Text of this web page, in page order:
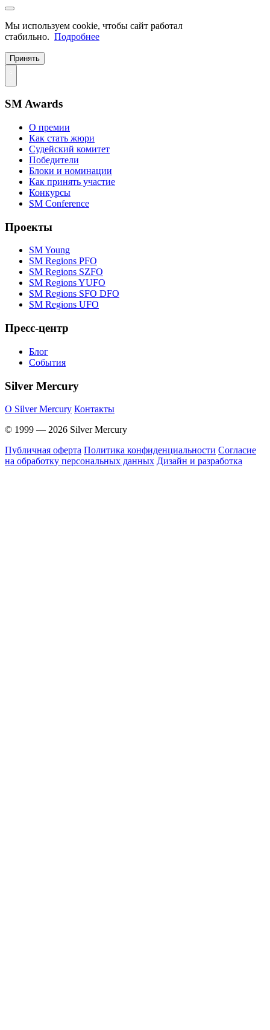
Мы используем cookie, чтобы сайт работал
стабильно. Подробнее
Принять
SM Awards
О премии
Как стать жюри
Судейский комитет
Победители
Блоки и номинации
Как принять участие
Конкурсы
SM Conference
Проекты
SM Young
SM Regions PFO
SM Regions SZFO
SM Regions YUFO
SM Regions SFO DFO
SM Regions UFO
Пресс-центр
Блог
События
Silver Mercury
O Silver Mercury Контакты
© 1999 — 2026 Silver Mercury
Публичная оферта Политика конфиденциальности Согласие
на обработку персональных данных Дизайн и разработка